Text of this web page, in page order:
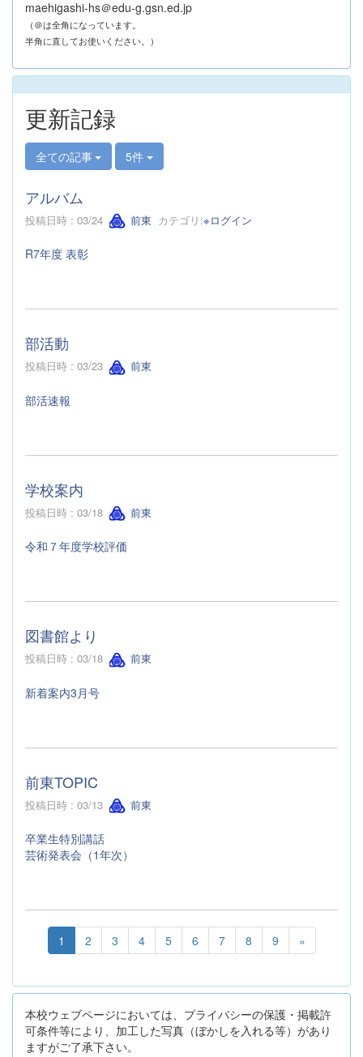
maehigashi-hs＠edu-g.gsn.ed.jp
（＠は全角になっています。
半角に直してお使いください。）
更新記録
全ての記事 5件
アルバム
投稿日時 : 03/24 前東 カテゴリ:※ログイン
R7年度 表彰
部活動
投稿日時 : 03/23 前東
部活速報
学校案内
投稿日時 : 03/18 前東
令和７年度学校評価
図書館より
投稿日時 : 03/18 前東
新着案内3月号
前東TOPIC
投稿日時 : 03/13 前東
卒業生特別講話
芸術発表会（1年次）
1 2 3 4 5 6 7 8 9 »
本校ウェブページにおいては、プライバシーの保護・掲載許
可条件等により、加工した写真（ぼかしを入れる等）があり
ますがご了承下さい。